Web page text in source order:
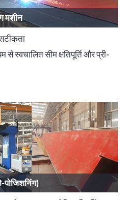
मशीन
से स्वचालित सीम क्षतिपूर्ति और प्री-